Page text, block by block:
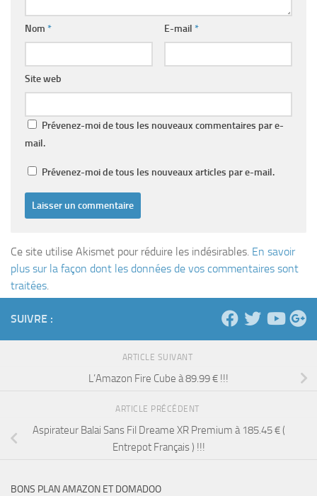
Nom * E-mail *
Site web
Prévenez-moi de tous les nouveaux commentaires par e-
mail.
Prévenez-moi de tous les nouveaux articles par e-mail.
Ce site utilise Akismet pour réduire les indésirables. En savoir
plus sur la façon dont les données de vos commentaires sont
traitées.
SUIVRE :
ARTICLE SUIVANT
L’Amazon Fire Cube à 89.99 € !!!
ARTICLE PRÉCÉDENT
Aspirateur Balai Sans Fil Dreame XR Premium à 185.45 € (
Entrepot Français ) !!!
BONS PLAN AMAZON ET DOMADOO